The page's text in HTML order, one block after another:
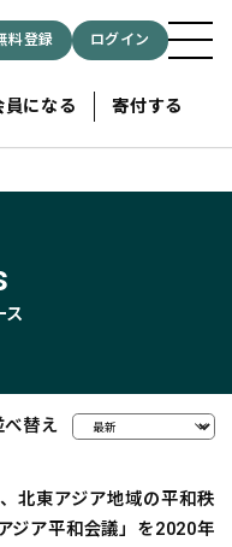
料登録 ログイン
員になる 寄付する
ス
べ替え
北東アジア地域の平和秩
ジア平和会議」を2020年